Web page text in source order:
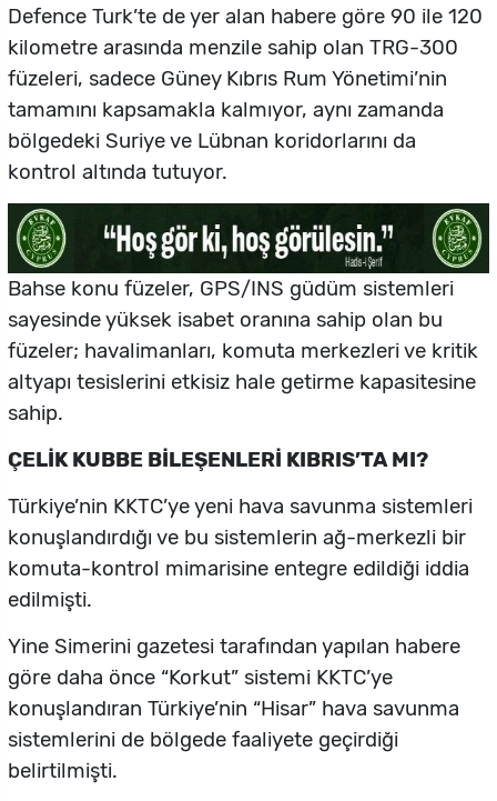
Defence Turk’te de yer alan habere göre 90 ile 120
kilometre arasında menzile sahip olan TRG-300
füzeleri, sadece Güney Kıbrıs Rum Yönetimi’nin
tamamını kapsamakla kalmıyor, aynı zamanda
bölgedeki Suriye ve Lübnan koridorlarını da
kontrol altında tutuyor.
Bahse konu füzeler, GPS/INS güdüm sistemleri
sayesinde yüksek isabet oranına sahip olan bu
füzeler; havalimanları, komuta merkezleri ve kritik
altyapı tesislerini etkisiz hale getirme kapasitesine
sahip.
ÇELİK KUBBE BİLEŞENLERİ KIBRIS’TA MI?
Türkiye’nin KKTC’ye yeni hava savunma sistemleri
konuşlandırdığı ve bu sistemlerin ağ-merkezli bir
komuta-kontrol mimarisine entegre edildiği iddia
edilmişti.
Yine Simerini gazetesi tarafından yapılan habere
göre daha önce “Korkut” sistemi KKTC’ye
konuşlandıran Türkiye’nin “Hisar” hava savunma
sistemlerini de bölgede faaliyete geçirdiği
belirtilmişti.